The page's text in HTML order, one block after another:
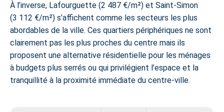
À l’inverse, Lafourguette (2 487 €/m²) et Saint-Simon
(3 112 €/m²) s’affichent comme les secteurs les plus
abordables de la ville. Ces quartiers périphériques ne sont
clairement pas les plus proches du centre mais ils
proposent une alternative résidentielle pour les ménages
à budgets plus serrés ou qui privilégient l’espace et la
tranquillité à la proximité immédiate du centre-ville.